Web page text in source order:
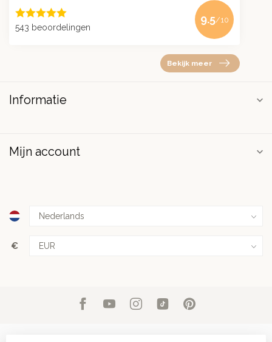
543 beoordelingen
9.5/10
Bekijk meer
Informatie
Mijn account
€